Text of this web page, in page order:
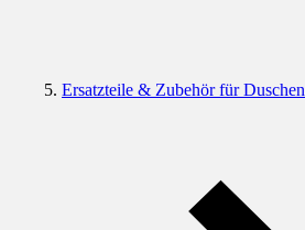
Ersatzteile & Zubehör für Duschen